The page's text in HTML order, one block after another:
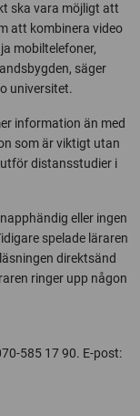
ska vara möjligt att
att kombinera video
mobiltelefoner,
säger
universitet.
information än med
som är viktigt utan
distansstudier i
eller ingen
spelade läraren
direktsänd
ringer upp någon
585 17 90. E-post: